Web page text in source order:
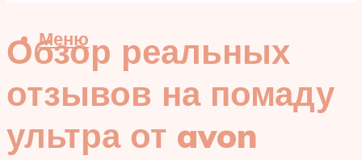
Меню
Обзор реальных
отзывов на помаду
ультра от avon